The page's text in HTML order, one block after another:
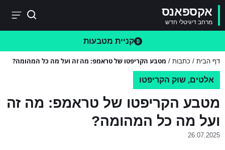
אקספאנס
מרחב דיגיטלי חדש
קניית מטבעות
דף הבית / כתבות / מטבע הקריפטו של טראמפ: מה זה ועל מה כל המהומה?
אלטים, שוק הקריפטו
מטבע הקריפטו של טראמפ: מה זה
ועל מה כל המהומה?
26.07.2025